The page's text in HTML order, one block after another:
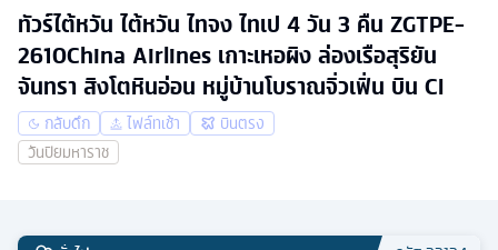
ทัวร์ไต้หวัน ไต้หวัน ไทจง ไทเป 4 วัน 3 คืน ZGTPE-
2610China Airlines เกาะเหอผิง ล่องเรือสุริยัน
จันทรา สิงโตหินอ่อน หมู่บ้านโบราณจิ่วเฟิ่น บิน CI
กลับดึก ไฟล์ทเช้า
บินตรง
วันปิยมหาราช